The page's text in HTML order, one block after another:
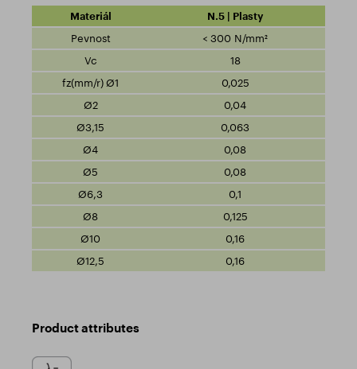
N.5 | Plasty
< 300 N/mm²
18
0,025
0,04
0,063
0,08
0,08
0,1
0,125
0,16
0,16
Product attributes